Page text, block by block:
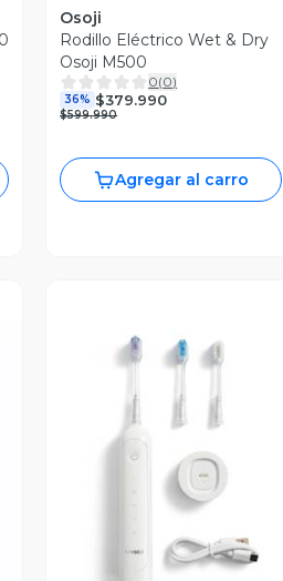
Osoji
Rodillo Eléctrico Wet & Dry
Osoji M500
0(0)
36% $379.990
$599.990
Agregar al carro
Vista Previa